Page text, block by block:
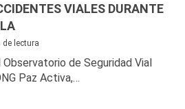
VIALES DURANTE
lectura
de Seguridad Vial
Paz Activa,…